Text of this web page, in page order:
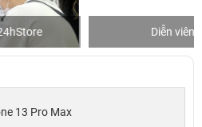
Diễn viên
13 Pro Max